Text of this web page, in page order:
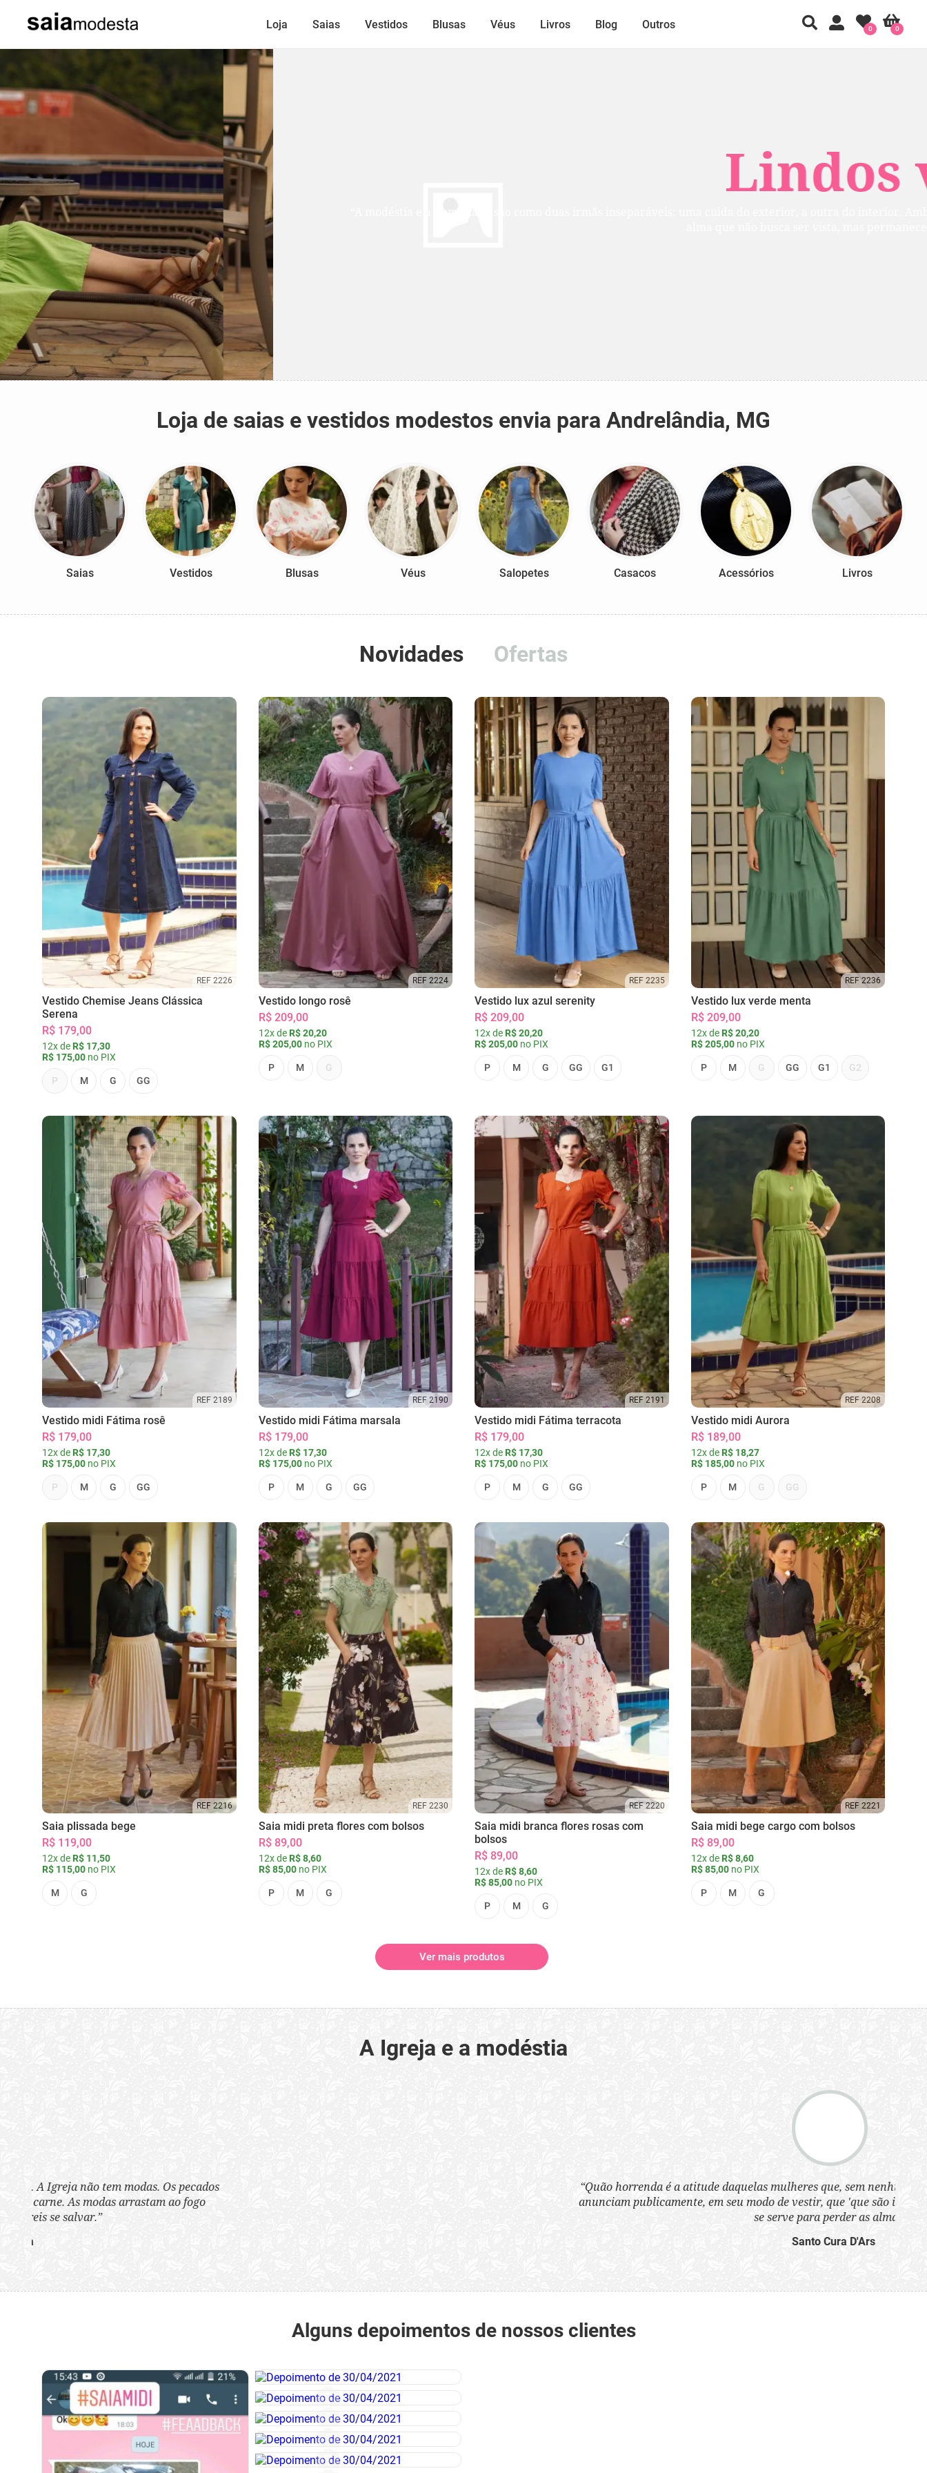
Lindos vestidos
“A modéstia e a humildade são como duas irmãs inseparáveis: uma cuida do exterior, a outra do interior. Ambas agradam a Deus, pois refletem uma
Loja Saias Vestidos Blusas Véus Livros Blog Outros 0
0
Loja de saias e vestidos modestos envia para Andrelândia, MG
Saias Vestidos Blusas Véus Salopetes Casacos Acessórios Livros
Novidades Ofertas
REF 2226
Vestido Chemise Jeans Clássica
Serena
R$ 179,00
12x de R$ 17,30
R$ 175,00 no PIX
P M G GG
REF 2224
Vestido longo rosê
R$ 209,00
12x de R$ 20,20
R$ 205,00no PIX
P M G
REF 2235
Vestido lux azul serenity
R$ 209,00
12x de R$ 20,20
R$ 205,00 no PIX
P M G GG G1
REF 2236
Vestido lux verde menta
R$ 209,00
12x de R$ 20,20
R$ 205,00no PIX
P M G GG G1 G2
REF 2189
Vestido midi Fátima rosê
R$ 179,00
12x de R$ 17,30
R$ 175,00 no PIX
P M G GG
REF 2190
Vestido midi Fátima marsala
R$ 179,00
12x de R$ 17,30
R$ 175,00no PIX
P M G GG
REF 2191
Vestido midi Fátima terracota
R$ 179,00
12x de R$ 17,30
R$ 175,00 no PIX
P M G GG
REF 2208
Vestido midi Aurora
R$ 189,00
12x de R$ 18,27
R$ 185,00no PIX
P M G GG
REF 2216
Saia plissada bege
R$ 119,00
12x de R$ 11,50
R$ 115,00 no PIX
M G
REF 2230
Saia midi preta flores com bolsos
R$ 89,00
12x de R$ 8,60
R$ 85,00no PIX
P M G
REF 2220
Saia midi branca flores rosas com
bolsos
R$ 89,00
12x de R$ 8,60
R$ 85,00 no PIX
P M G
REF 2221
Saia midi bege cargo com bolsos
R$ 89,00
12x de R$ 8,60
R$ 85,00no PIX
P M G
Ver mais produtos
A Igreja e a modéstia
“Quão horrenda é a atitude daquelas mulheres que, sem nenhum pudor, se vestem imodestamente e
anunciam publicamente, em seu modo de vestir, que 'que são infames instrumentos de que o inferno
Alguns depoimentos de nossos clientes